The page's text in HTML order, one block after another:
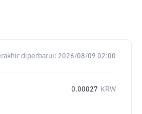
diperbarui: 2026/08/09 02:00
0.00027 KRW